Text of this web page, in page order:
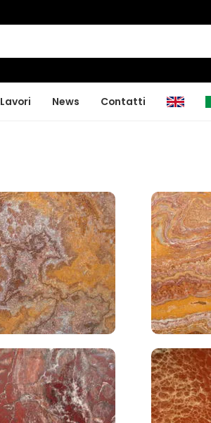
Lavori News Contatti